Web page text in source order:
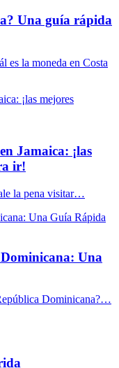
Una guía rápida
es la moneda en Costa
Jamaica: ¡las
ir!
la pena visitar…
Una
Dominicana?…